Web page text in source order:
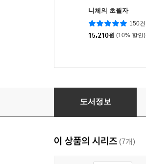
니체의 초월자
150건
15,210원 (10% 할인)
일본삼국 5
도서정보
이 상품의 시리즈 (7개)